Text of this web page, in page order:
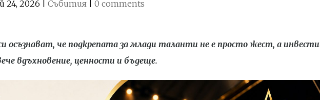
24, 2026 |Събития |0 comments
осъзнават, че подкрепата за млади таланти не е просто жест, а
вдъхновение, ценности и бъдеще.